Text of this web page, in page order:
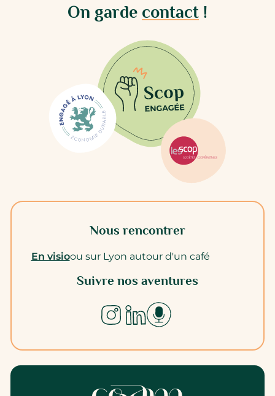
On garde contact !
Nous rencontrer
En visioou sur Lyon autour d'un café
Suivre nos aventures